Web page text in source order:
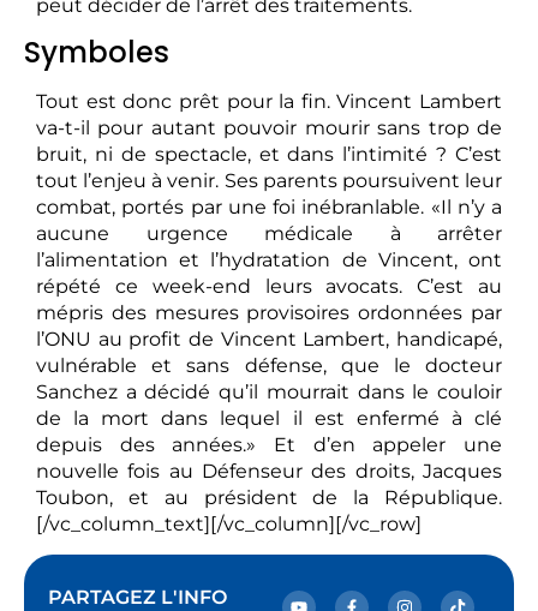
peut décider de l’arrêt des traitements.
Symboles
Tout est donc prêt pour la fin. Vincent Lambert
va-t-il pour autant pouvoir mourir sans trop de
bruit, ni de spectacle, et dans l’intimité ? C’est
tout l’enjeu à venir. Ses parents poursuivent leur
combat, portés par une foi inébranlable. «Il n’y a
aucune urgence médicale à arrêter
l’alimentation et l’hydratation de Vincent, ont
répété ce week-end leurs avocats. C’est au
mépris des mesures provisoires ordonnées par
l’ONU au profit de Vincent Lambert, handicapé,
vulnérable et sans défense, que le docteur
Sanchez a décidé qu’il mourrait dans le couloir
de la mort dans lequel il est enfermé à clé
depuis des années.» Et d’en appeler une
nouvelle fois au Défenseur des droits, Jacques
Toubon, et au président de la République.
[/vc_column_text][/vc_column][/vc_row]
PARTAGEZ L'INFO